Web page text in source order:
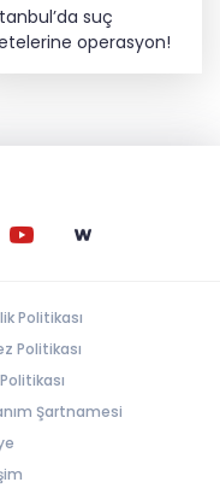
suç
operasyon!
Politikası
Politikası
Şartnamesi